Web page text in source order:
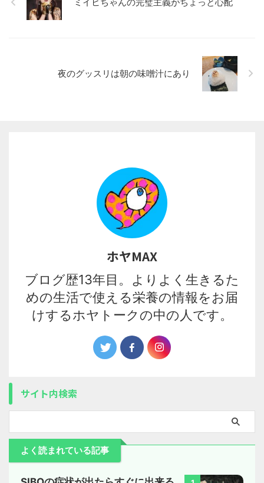
夜のグッスリは朝の味噌汁にあり
ホヤMAX
ブログ歴13年目。よりよく生きるた
めの生活で使える栄養の情報をお届
けするホヤトークの中の人です。
サイト内検索
よく読まれている記事